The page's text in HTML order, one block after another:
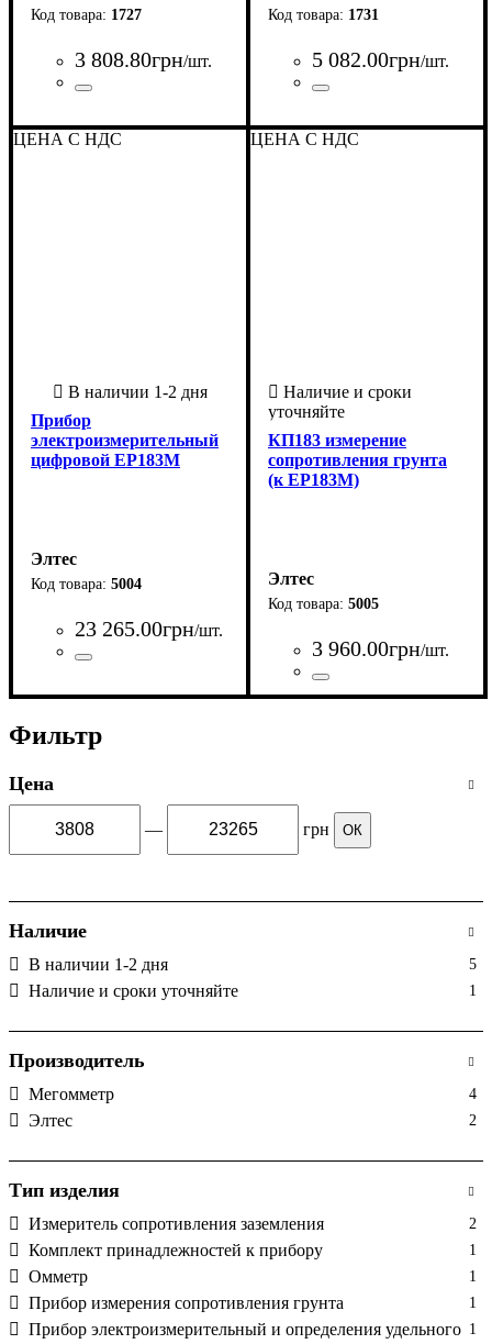
1727
3 808.80грн/шт.
1731
5 082.00грн/шт.
ЦЕНА С НДС
Прибор
электроизмерительный
цифровой ЕР183М
Элтес
5004
23 265.00грн/шт.
ЦЕНА С НДС
КП183 измерение
сопротивления грунта
(к ЕР183М)
Элтес
5005
3 960.00грн/шт.
Фильтр
Цена
— грн ОК
Наличие
В наличии 1-2 дня 5
Наличие и сроки уточняйте 1
Производитель
Мегомметр 4
Элтес 2
Тип изделия
Измеритель сопротивления заземления 2
Комплект принадлежностей к прибору 1
Омметр 1
Прибор измерения сопротивления грунта 1
Прибор электроизмерительный и определения удельного 1